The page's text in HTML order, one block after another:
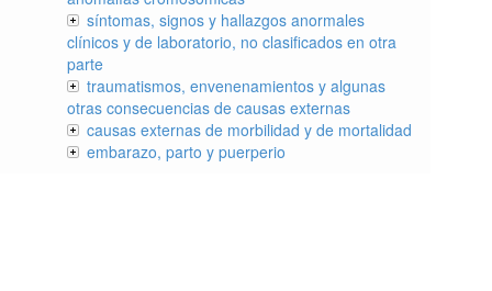
síntomas, signos y hallazgos anormales
clínicos y de laboratorio, no clasificados en otra
parte
traumatismos, envenenamientos y algunas
otras consecuencias de causas externas
causas externas de morbilidad y de mortalidad
embarazo, parto y puerperio